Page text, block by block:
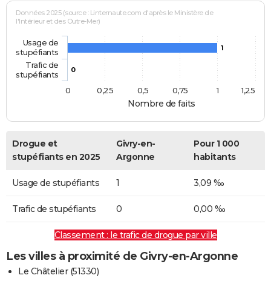
Nombre de faits
Données 2025 (source : Linternaute.com d'après le Ministère de
l'Intérieur et des Outre-Mer)
1
0
Usage de
stupéfiants
Trafic de
stupéfiants
0
1
0,25 0,5 0,75 1,25
Drogue et
stupéfiants en 2025
Givry-en-
Argonne
Pour 1 000
habitants
Usage de stupéfiants 1 3,09 ‰
Trafic de stupéfiants 0 0,00 ‰
Classement : le trafic de drogue par ville
Les villes à proximité de Givry-en-Argonne
Le Châtelier (51330)